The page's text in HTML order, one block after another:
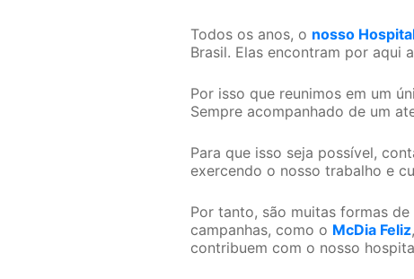
Todos os anos, o nosso
Brasil. Elas encontram por aqui
Por isso que reunimos em um
Sempre acompanhado de um
Para que isso seja possível,
exercendo o nosso trabalho e
Por tanto, são muitas formas
campanhas, como o McDia Feliz,
contribuem com o nosso